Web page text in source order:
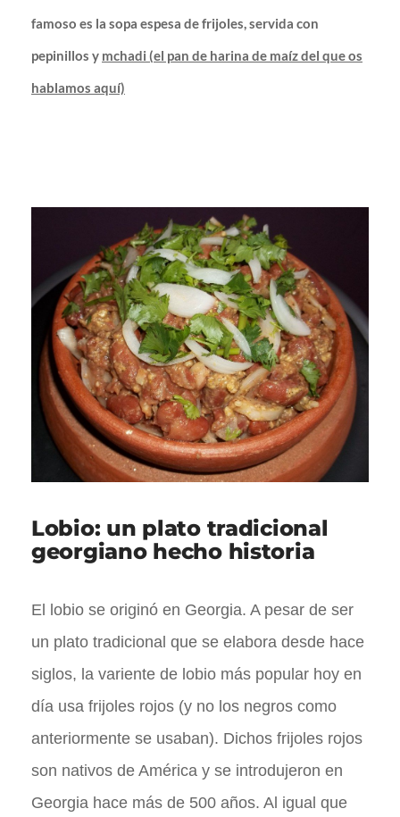
famoso es la sopa espesa de frijoles, servida con
pepinillos y mchadi (el pan de harina de maíz del que os
hablamos aquí)
Lobio: un plato tradicional
georgiano hecho historia
El lobio se originó en Georgia. A pesar de ser
un plato tradicional que se elabora desde hace
siglos, la variente de lobio más popular hoy en
día usa frijoles rojos (y no los negros como
anteriormente se usaban). Dichos frijoles rojos
son nativos de América y se introdujeron en
Georgia hace más de 500 años. Al igual que